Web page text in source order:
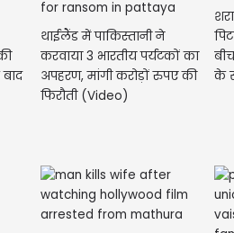
थाईलैंड में पाकिस्तानी ने
करवाया 3 भारतीय पर्यटकों का
अपहरण, मांगी करोड़ों रुपए की
फिरौती (Video)
के